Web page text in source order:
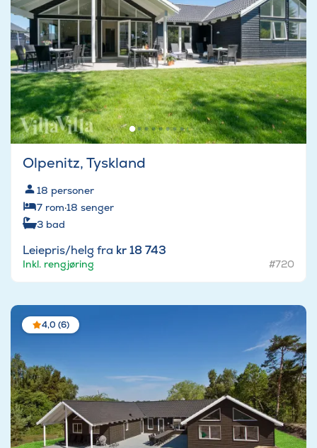
Olpenitz, Tyskland
18 personer
7 rom·18 senger
3 bad
Leiepris/helg fra kr 18 743
Inkl. rengjøring #720
4,0 (6)